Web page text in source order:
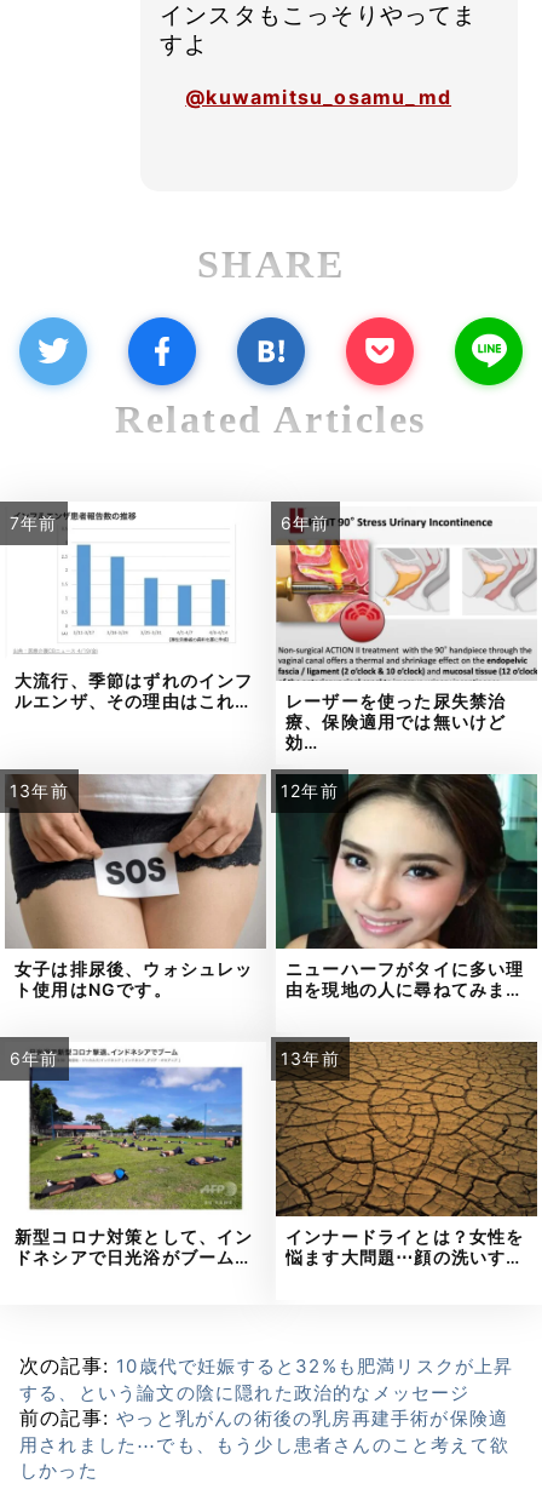
インスタもこっそりやってま
すよ
@kuwamitsu_osamu_md
SHARE
Related Articles
7年前
大流行、季節はずれのインフ
ルエンザ、その理由はこれ…
6年前
レーザーを使った尿失禁治
療、保険適用では無いけど
効…
13年前
女子は排尿後、ウォシュレッ
ト使用はNGです。
12年前
ニューハーフがタイに多い理
由を現地の人に尋ねてみま…
6年前
新型コロナ対策として、イン
ドネシアで日光浴がブーム…
13年前
インナードライとは？女性を
悩ます大問題⋯顔の洗いす…
次の記事: 10歳代で妊娠すると32%も肥満リスクが上昇
する、という論文の陰に隠れた政治的なメッセージ
前の記事:やっと乳がんの術後の乳房再建手術が保険適
用されました⋯でも、もう少し患者さんのこと考えて欲
しかった